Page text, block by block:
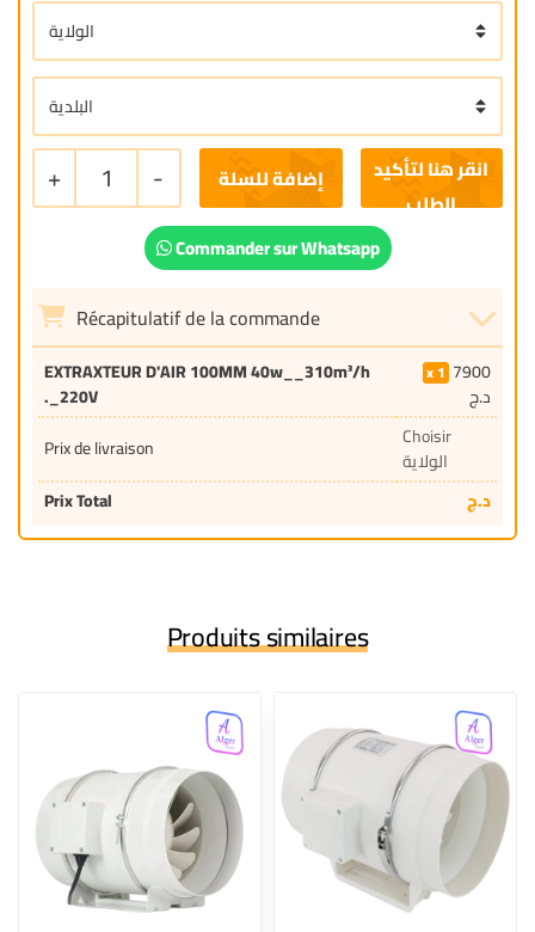
+ 1 - إضافة للسلة
Commander sur Whatsapp
Récapitulatif de la commande
EXTRAXTEUR D'AIR 100MM 40w__310m³/h
._220V
1 7900
د.ج
Prix de livraison
Choisir
الولاية
Prix Total
د.ج
Produits similaires